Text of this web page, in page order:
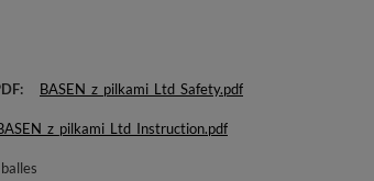
BASEN_z_pilkami_Ltd_Safety.pdf